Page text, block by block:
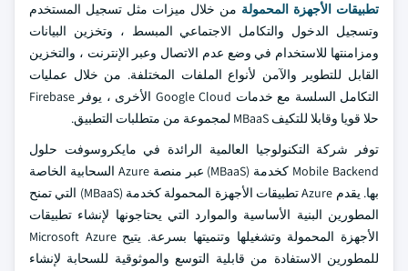
تطبيقات الأجهزة المحمولة من خلال ميزات مثل تسجيل المستخدم
وتسجيل الدخول والتكامل الاجتماعي المبسط ، وتخزين البيانات
ومزامنتها للاستخدام في وضع عدم الاتصال وعبر الإنترنت ، والتخزين
القابل للتطوير والآمن لأنواع الملفات المختلفة. من خلال عمليات
التكامل السلسة مع خدمات Google Cloud الأخرى ، يوفر Firebase
حلا قويا وقابلا للتكيف MBaaS لمجموعة من متطلبات التطبيق.
توفر شركة التكنولوجيا العالمية الرائدة في مايكروسوفت حلول
Mobile Backend كخدمة (MBaaS) عبر منصة Azure السحابية الخاصة
بها. يقدم Azure تطبيقات الأجهزة المحمولة كخدمة (MBaaS) التي تمنح
المطورين البنية الأساسية والموارد التي يحتاجونها لإنشاء تطبيقات
الأجهزة المحمولة وتشغيلها وتنميتها بسرعة. يتيح Microsoft Azure
للمطورين الاستفادة من قابلية التوسع والموثوقية للسحابة لإنشاء